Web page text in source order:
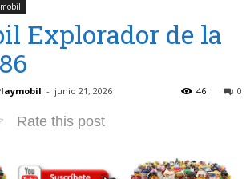
Explorador de la
- junio 21, 2026 0
46
Rate this post